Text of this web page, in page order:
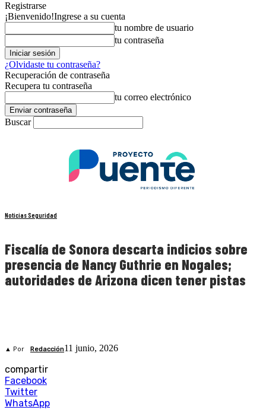
Registrarse
¡Bienvenido!Ingrese a su cuenta
tu nombre de usuario
tu contraseña
¿Olvidaste tu contraseña?
Recuperación de contraseña
Recupera tu contraseña
tu correo electrónico
Buscar
Noticias Seguridad
Fiscalía de Sonora descarta indicios sobre
presencia de Nancy Guthrie en Nogales;
autoridades de Arizona dicen tener pistas
▲ Por Redacción11 junio, 2026
compartir
Facebook
Twitter
WhatsApp